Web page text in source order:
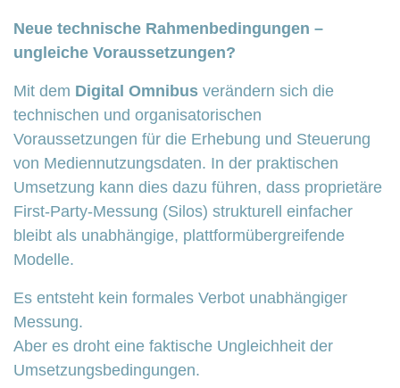
Neue technische Rahmenbedingungen –
ungleiche Voraussetzungen?
Mit dem Digital Omnibus verändern sich die
technischen und organisatorischen
Voraussetzungen für die Erhebung und Steuerung
von Mediennutzungsdaten. In der praktischen
Umsetzung kann dies dazu führen, dass proprietäre
First-Party-Messung (Silos) strukturell einfacher
bleibt als unabhängige, plattformübergreifende
Modelle.
Es entsteht kein formales Verbot unabhängiger
Messung.
Aber es droht eine faktische Ungleichheit der
Umsetzungsbedingungen.